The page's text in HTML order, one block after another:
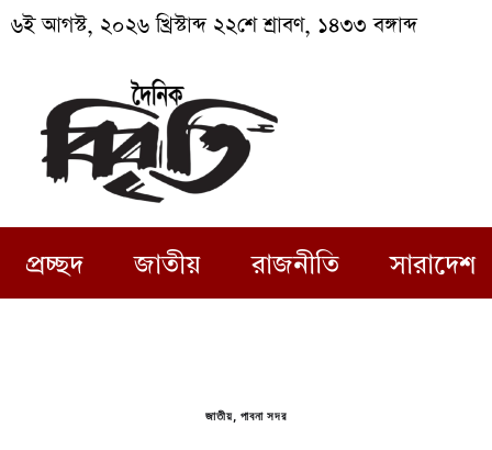
৬ই আগস্ট, ২০২৬ খ্রিস্টাব্দ ২২শে শ্রাবণ, ১৪৩৩ বঙ্গাব্দ
প্রচ্ছদ জাতীয় রাজনীতি সারাদেশ
জাতীয়, পাবনা সদর